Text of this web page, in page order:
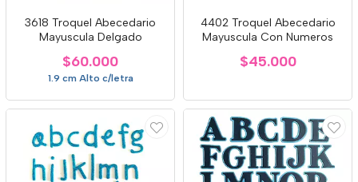
3618 Troquel Abecedario
Mayuscula Delgado
$60.000
1.9 cm Alto c/letra
4402 Troquel Abecedario
Mayuscula Con Numeros
$45.000